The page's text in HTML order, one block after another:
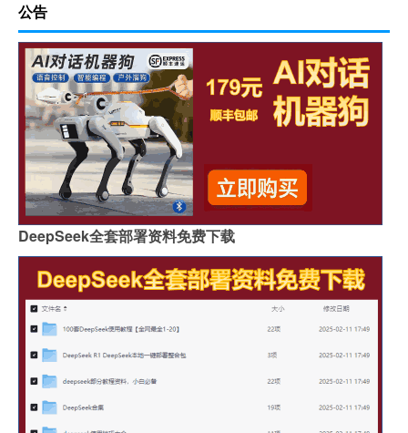
公告
DeepSeek全套部署资料免费下载